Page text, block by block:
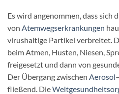
Es wird angenommen, dass sich
von Atemwegserkrankungen
virushaltige Partikel verbreitet.
beim Atmen, Husten, Niesen,
freigesetzt und dann von
Der Übergang zwischen Aerosol
fließend. Die